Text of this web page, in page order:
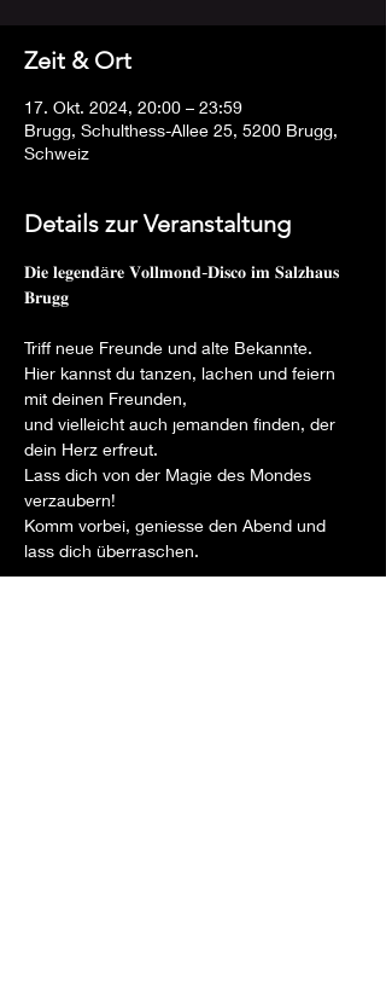
Zeit & Ort
17. Okt. 2024, 20:00 – 23:59
Brugg, Schulthess-Allee 25, 5200 Brugg,
Schweiz
Details zur Veranstaltung
𝐃𝐢𝐞 𝐥𝐞𝐠𝐞𝐧𝐝ä𝐫𝐞 𝐕𝐨𝐥𝐥𝐦𝐨𝐧𝐝-𝐃𝐢𝐬𝐜𝐨 𝐢𝐦 𝐒𝐚𝐥𝐳𝐡𝐚𝐮𝐬
𝐁𝐫𝐮𝐠𝐠
Triff neue Freunde und alte Bekannte.
Hier kannst du tanzen, lachen und feiern
mit deinen Freunden,
und vielleicht auch jemanden finden, der
dein Herz erfreut.
Lass dich von der Magie des Mondes
verzaubern!
Komm vorbei, geniesse den Abend und
lass dich überraschen.